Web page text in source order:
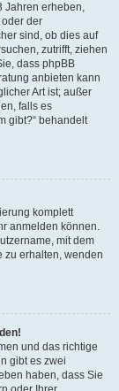
Jahren erheben,
der
sind, ob dies auf
zutrifft, ziehen
dass phpBB
anbieten kann
Art ist; außer
falls es
gibt?“ behandelt
komplett
anmelden können.
mit dem
zu erhalten, wenden
und das richtige
gibt es zwei
haben, dass Sie